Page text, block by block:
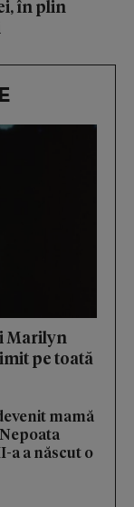
în plin
Marilyn
pe toată
mamă
a a născut o